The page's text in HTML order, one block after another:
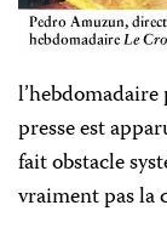
presse est
fait obstacle
vraiment pas la